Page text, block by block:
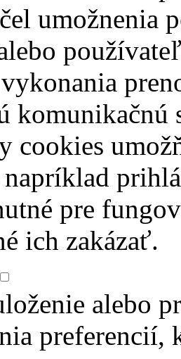
umožnenia
komunikačnú
cookies
pre
ich zakázať.
alebo
preferencií,